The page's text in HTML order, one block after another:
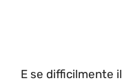
E se difficilmente il